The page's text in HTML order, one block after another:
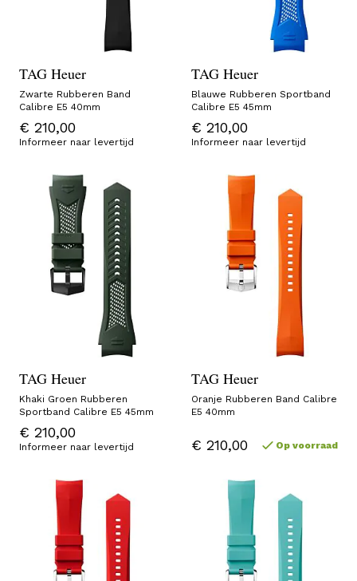
TAG Heuer
Zwarte Rubberen Band
Calibre E5 40mm
€ 210,00
Informeer naar levertijd
TAG Heuer
Blauwe Rubberen Sportband
Calibre E5 45mm
€ 210,00
Informeer naar levertijd
TAG Heuer
Khaki Groen Rubberen
Sportband Calibre E5 45mm
€ 210,00
Informeer naar levertijd
TAG Heuer
Oranje Rubberen Band Calibre
E5 40mm
€ 210,00 Op voorraad